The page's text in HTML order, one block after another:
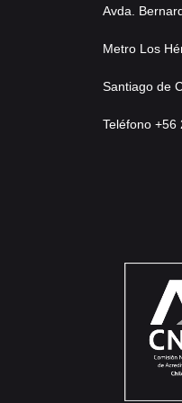
Avda.
Metro Los
Santiago de
Teléfono +56